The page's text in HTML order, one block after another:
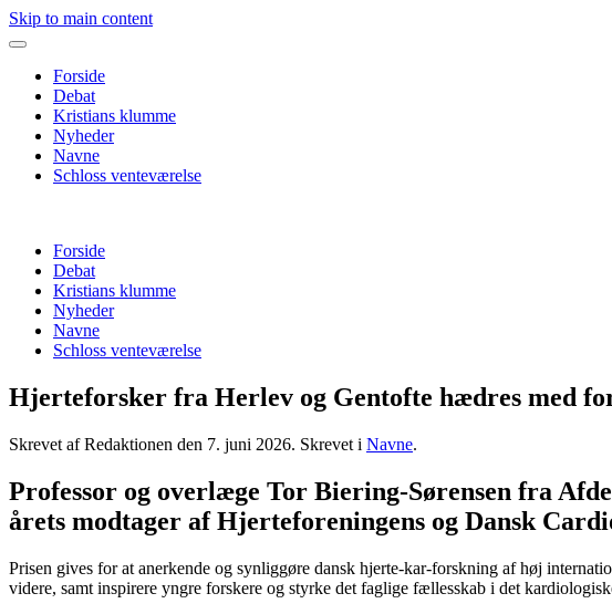
Skip to main content
Forside
Debat
Kristians klumme
Nyheder
Navne
Schloss venteværelse
Forside
Debat
Kristians klumme
Nyheder
Navne
Schloss venteværelse
Hjerteforsker fra Herlev og Gentofte hædres med
Skrevet af Redaktionen den 7. juni 2026. Skrevet i Navne.
Professor og overlæge Tor Biering-Sørensen fra
årets modtager af Hjerteforeningens og Dansk
Prisen gives for at anerkende og synliggøre dansk hjerte-kar-forskning af høj
videre, samt inspirere yngre forskere og styrke det faglige fællesskab i det